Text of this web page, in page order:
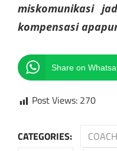
miskomunikasi
kompensasi
Share on
Post Views: 270
CATEGORIES: